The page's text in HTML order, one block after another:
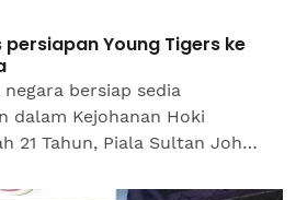
persiapan Young Tigers ke
bersiap sedia
dalam Kejohanan Hoki
21 Tahun, Piala Sultan Johor